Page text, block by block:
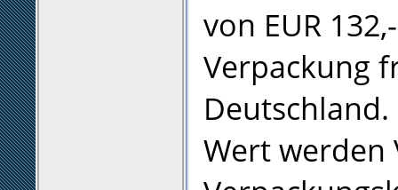
von EUR
Verpackung
Wert werden